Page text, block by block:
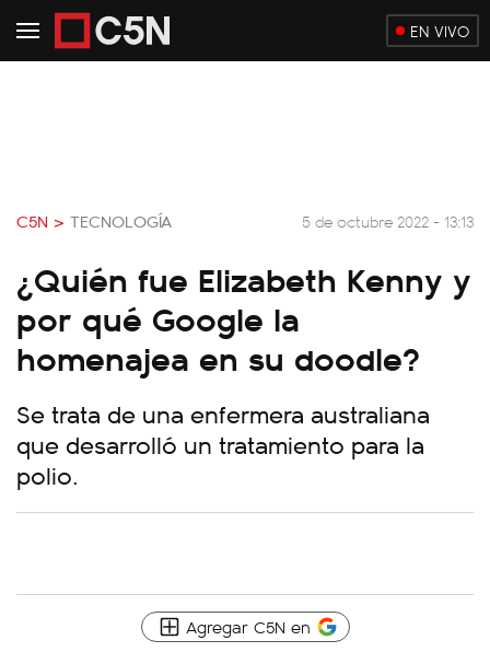
EN VIVO
C5N > TECNOLOGÍA 5 de octubre 2022 - 13:13
¿Quién fue Elizabeth Kenny y
por qué Google la
homenajea en su doodle?
Se trata de una enfermera australiana
que desarrolló un tratamiento para la
polio.
Agregar C5N en